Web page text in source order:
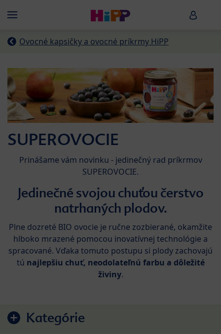
Menü HiPP
Ovocné kapsičky a ovocné príkrmy HiPP
Preskočiť na zoznam produktov
Kategórie
SUPEROVOCIE
Prinášame vám novinku - jedinečný rad príkrmov
SUPEROVOCIE.
Jedinečné svojou chuťou čerstvo
natrhaných plodov.
Plne dozreté BIO ovocie je ručne zozbierané, okamžite
hlboko mrazené pomocou inovatívnej technológie a
spracované. Vďaka tomuto postupu si plody zachovajú
tú najlepšiu chuť, neodolateľnú farbu a dôležité
živiny.